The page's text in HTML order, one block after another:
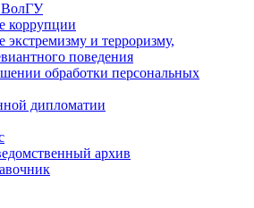
коррупции
экстремизму и терроризму,
поведения
обработки персональных
дипломатии
архив